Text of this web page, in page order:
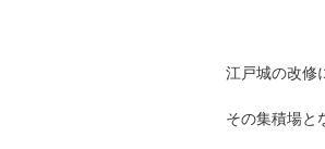
江戸城の改修
その集積場と